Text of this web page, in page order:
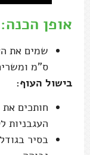
אופן הכנה:
ס"מ
בישול העוף:
חותכים את
העגבניות
בסיר